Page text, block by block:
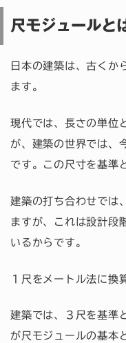
尺モジュールと
日本の建築は、古くか
ます。
現代では、長さの単位
が、建築の世界では、
です。この尺寸を基準
建築の打ち合わせでは
ますが、これは設計段
いるからです。
１尺をメートル法に
建築では、３尺を基
が尺モジュールの基本